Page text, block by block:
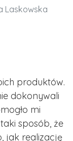
Laskowska
produktów.
dokonywali
mi
sposób, że
jak realizację